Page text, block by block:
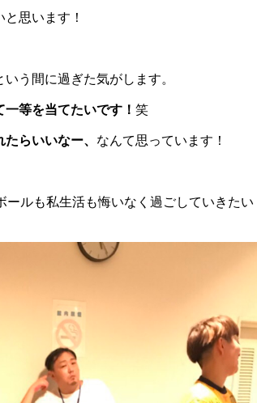
思います！
う間に過ぎた気がします。
等を当てたいです！ 笑
らいいなー、 なんて思っています！
ルも私生活も悔いなく過ごしていきたい